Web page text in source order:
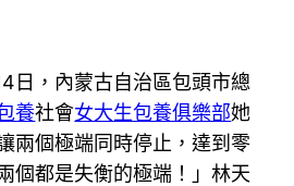
日，內蒙古自治區包頭市總
養社會女大生包養俱樂部她
兩個極端同時停止，達到零
個都是失衡的極端！」林天